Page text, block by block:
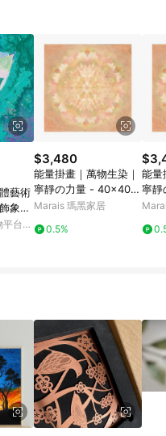
藝術
象徵
平台
$3,480
能量掛畫｜萬物生染｜
寧靜の力量 - 40x40c
m-銀色鋁框
Marais 瑪黑家居
0.5%
能量
寧
m-